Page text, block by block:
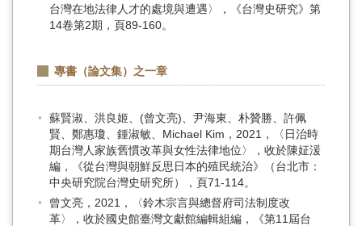
台灣在地法律人才的處境與遭遇〉，《台灣史研究》第
14卷第2期，頁89-160。
專書（論文集）之一章
蘇賢淑、洪良姬、(曾文亮)、尹海東、朴贊勝、許佩
賢、鄭惠瓊、鍾淑敏、Michael Kim，2021，〈日治時
期台灣人家族舊慣改革與女性法律地位〉，收於陳姃湲
編，《從台灣與朝鮮反思日本的殖民統治》（台北市：
中央研究院台灣史研究所），頁71-114。
曾文亮，2021，〈鈴木宗言與總督府司法制度改
革〉，收於國史館臺灣文獻館編輯組編，《第11屆台